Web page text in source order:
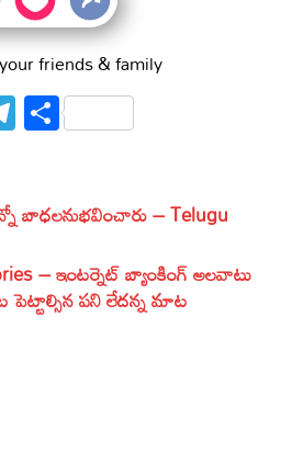
friends & family
Telegram
Share
బాధలనుభవించారు – Telugu
– ఇంటర్నెట్ బ్యాంకింగ్ అలవాటు
పెట్టాల్సిన పని లేదన్న మాట